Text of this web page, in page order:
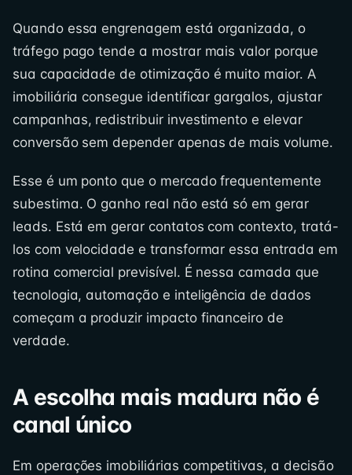
Quando essa engrenagem está organizada, o
tráfego pago tende a mostrar mais valor porque
sua capacidade de otimização é muito maior. A
imobiliária consegue identificar gargalos, ajustar
campanhas, redistribuir investimento e elevar
conversão sem depender apenas de mais volume.
Esse é um ponto que o mercado frequentemente
subestima. O ganho real não está só em gerar
leads. Está em gerar contatos com contexto, tratá-
los com velocidade e transformar essa entrada em
rotina comercial previsível. É nessa camada que
tecnologia, automação e inteligência de dados
começam a produzir impacto financeiro de
verdade.
A escolha mais madura não é
canal único
Em operações imobiliárias competitivas, a decisão